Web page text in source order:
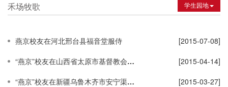
学生园地
禾场牧歌
燕京校友在河北邢台县福音堂服侍
[2015-07-08]
“燕京”校友在山西省太原市基督教会服侍
[2015-04-14]
“燕京”校友在新疆乌鲁木齐市安宁渠基督教会活动点服侍
[2015-03-27]